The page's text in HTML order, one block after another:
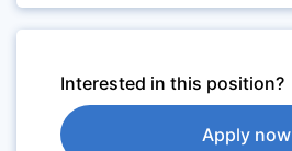
Interested in this position?
Apply now